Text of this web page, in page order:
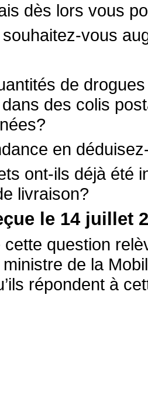
dès lors vous
vous
de
des colis
en
ont-ils déjà été
livraison?
le 14 juillet
cette question
de la
répondent à